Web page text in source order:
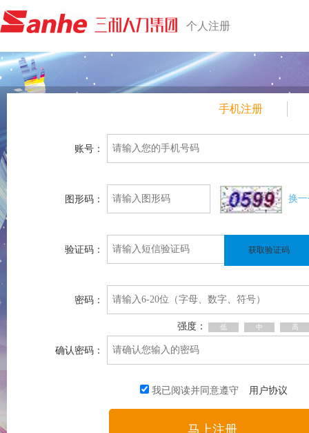
个人注册
手机注册
账号：
图形码： 换
验证码： 获取验证码
密码：
强度： 低 中 高
确认密码：
我已阅读并同意遵守 用户协议